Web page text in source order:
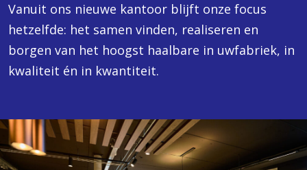
Vanuit ons nieuwe kantoor blijft onze focus
hetzelfde: het samen vinden, realiseren en
borgen van het hoogst haalbare in uwfabriek, in
kwaliteit én in kwantiteit.